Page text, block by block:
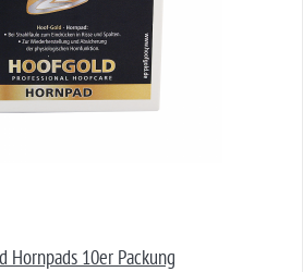
Hornpads 10er Packung